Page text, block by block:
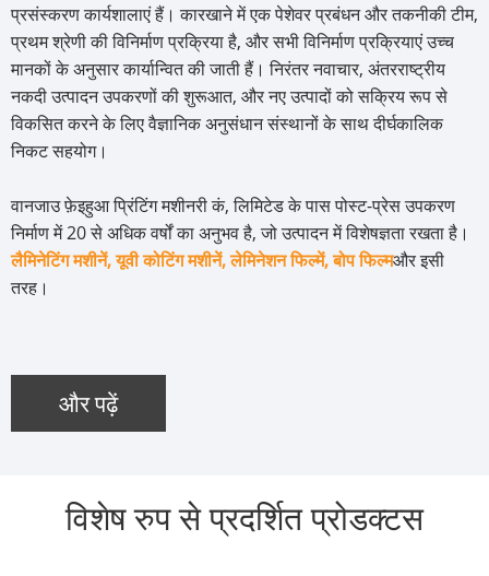
प्रसंस्करण कार्यशालाएं हैं। कारखाने में एक पेशेवर प्रबंधन और तकनीकी टीम,
प्रथम श्रेणी की विनिर्माण प्रक्रिया है, और सभी विनिर्माण प्रक्रियाएं उच्च
मानकों के अनुसार कार्यान्वित की जाती हैं। निरंतर नवाचार, अंतरराष्ट्रीय
नकदी उत्पादन उपकरणों की शुरूआत, और नए उत्पादों को सक्रिय रूप से
विकसित करने के लिए वैज्ञानिक अनुसंधान संस्थानों के साथ दीर्घकालिक
निकट सहयोग।
वानजाउ फ़ेइहुआ प्रिंटिंग मशीनरी कं, लिमिटेड के पास पोस्ट-प्रेस उपकरण
निर्माण में 20 से अधिक वर्षों का अनुभव है, जो उत्पादन में विशेषज्ञता रखता है।
लैमिनेटिंग मशीनें, यूवी कोटिंग मशीनें, लेमिनेशन फिल्में, बोप फिल्मऔर इसी
तरह।
और पढ़ें
विशेष रुप से प्रदर्शित प्रोडक्टस